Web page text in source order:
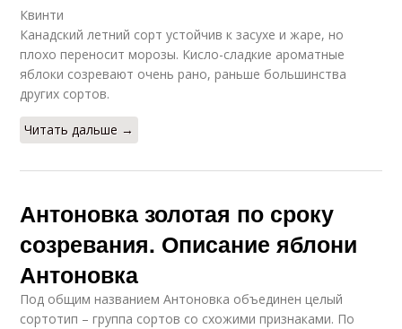
Квинти
Канадский летний сорт устойчив к засухе и жаре, но
плохо переносит морозы. Кисло-сладкие ароматные
яблоки созревают очень рано, раньше большинства
других сортов.
Читать дальше →
Антоновка золотая по сроку
созревания. Описание яблони
Антоновка
Под общим названием Антоновка объединен целый
сортотип – группа сортов со схожими признаками. По